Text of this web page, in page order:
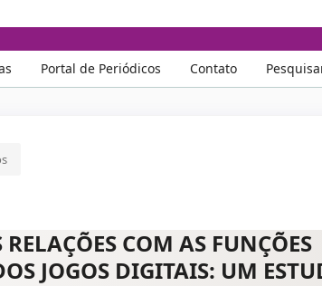
Portal de Periódicos Contato
COM AS FUNÇÕES
JOGOS DIGITAIS: UM